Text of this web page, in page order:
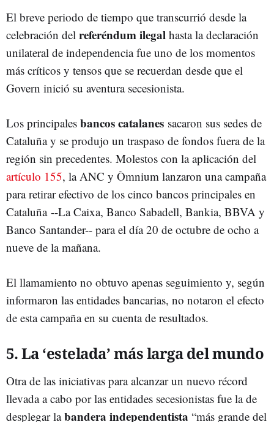
El breve periodo de tiempo que transcurrió desde la
celebración del referéndum ilegal hasta la declaración
unilateral de independencia fue uno de los momentos
más críticos y tensos que se recuerdan desde que el
Govern inició su aventura secesionista.
Los principales bancos catalanes sacaron sus sedes de
Cataluña y se produjo un traspaso de fondos fuera de la
región sin precedentes. Molestos con la aplicación del
artículo 155, la ANC y Òmnium lanzaron una campaña
para retirar efectivo de los cinco bancos principales en
Cataluña --La Caixa, Banco Sabadell, Bankia, BBVA y
Banco Santander-- para el día 20 de octubre de ocho a
nueve de la mañana.
El llamamiento no obtuvo apenas seguimiento y, según
informaron las entidades bancarias, no notaron el efecto
de esta campaña en su cuenta de resultados.
5. La ‘estelada’ más larga del mundo
Otra de las iniciativas para alcanzar un nuevo récord
llevada a cabo por las entidades secesionistas fue la de
desplegar labandera independentista “más grande del